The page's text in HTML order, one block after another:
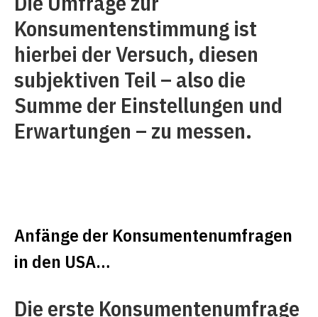
Konsumentenstimmung ist
hierbei der Versuch, diesen
subjektiven Teil – also die
Summe der Einstellungen und
Erwartungen – zu messen.
Anfänge der Konsumentenumfragen
in den USA…
Die erste Konsumentenumfrage